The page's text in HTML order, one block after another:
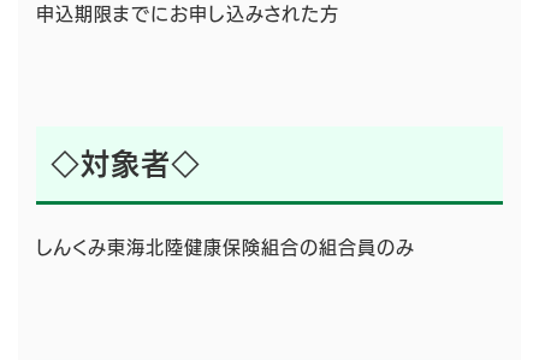
申込期限までにお申し込みされた方
◇対象者◇
しんくみ東海北陸健康保険組合の組合員のみ